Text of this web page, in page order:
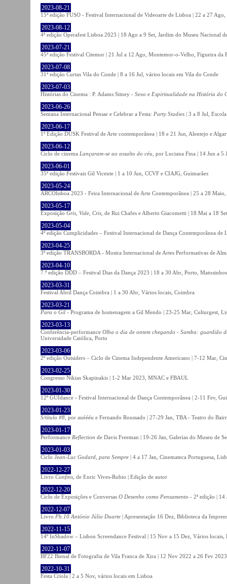
2023-08-21
15ª edição FUSO - Festival Internacional de Videoarte de Lisboa | 22 a 27
2023-08-12
4ª edição Operafest Lisboa 2023 | 18 Ago a 9 Set, Jardim do Museu Nacional
2023-07-21
45ª edição Festival Citemor | 21 Jul a 12 Ago, Montemor-o-Velho, Figueira da
2023-07-08
31ª edição Curtas Vila do Conde | 8 a 16 Jul, vários locais em Vila do Conde
2023-07-03
Histórias do Cinema : P. Adams Sitney - Sexo e Espiritualidade na História do
2023-06-26
Semana Internacional Pensar e Celebrar a Festa: Party Studies | 3 a 8 Jul,
2023-06-17
1ª Edição DUSK Festival de Arte contemporânea | 18 e 21 Jun, Alentejo e
2023-06-12
Ciclo de cinema Lançaram-se ao assalto do céu , por Luciana Fina | 14 Jun a 5
2023-06-01
35ª edição Festivais Gil Vicente | 1 a 10 Jun, CCVF e CIAJG, Guimarães
2023-05-24
ARCOlisboa 2023 - Feira Internacional de Arte Contemporânea | 25 a 28
2023-05-17
Exposição Gris, Vide, Cris , de Rui Chafes e Alberto Giacometti | 18 Mai a 18
2023-05-04
4ª edição Cumplicidades – Festival Internacional de Dança Contemporânea
2023-04-25
3ª edição TRANSBORDA - Mostra Internacional de Artes Performativas de
2023-04-10
7.ª edição DDD – Festival Dias da Dança 2023 | 18 a 30 Abr, Porto,
2023-03-31
Festival Abril Dança Coimbra | 1 a 30 Abr, Vários locais, Coimbra
2023-03-21
Para o Gil - Programa de homenagem a Gil Mendo | 23-25 Mar, Culturgest,
2023-03-13
Conferência-performance Olha o dia de ontem chegando - Samba: guardião
Universidade Católica, Porto
2023-03-06
2ª edição Outsiders – Ciclo de Cinema Independente Americano | 7-12 Mar,
2023-02-25
Congresso Nikias Skapinakis | 1-2 Mar 2023, MNAC e FBAUL
2023-01-30
12º GUIdance - Festival Internacional de Dança Contemporânea | 2-11 Fev,
2023-01-23
S/título #8 , por auéééu e Fernando Roussado | 27-29 Jan, TBA - Teatro do
2023-01-17
Performance Reflection de Davis Freeman | 19-26 Jan, Galerias do Museu de
2023-01-03
Ciclo Jean-Luc Godard, para Sempre | 4 a 17 Jan, Cinemateca Portuguesa,
2022-12-27
Livro Confins , de Enric Vives-Rubio | Edição de autor
2022-12-20
Ciclo de Exposições e Conversas O Desenho como Pensamento - 2ª edição |
2022-12-07
Livro Ph.10 António Júlio Duarte | Apresentação 16 Dez, Biblioteca da
2022-11-15
14º InShadow – Lisbon Screendance Festival | 15 Nov a 15 Dez, Vários locais,
2022-11-07
BF22 Bienal de Fotografia de Vila Franca de Xira | 12 Nov 2022 a 26 Fev
2022-10-31
Festa Criola | 2 a 5 Nov, vários locais em Lisboa